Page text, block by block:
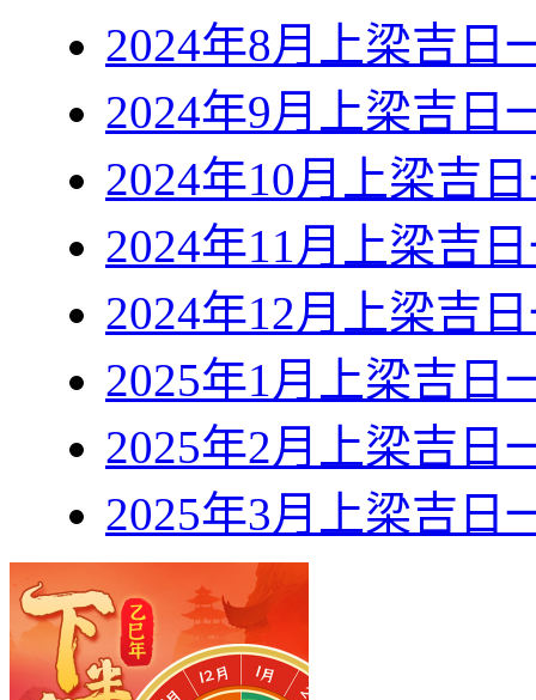
2024年8月上梁吉日
2024年9月上梁吉日
2024年10月上梁吉
2024年11月上梁吉
2024年12月上梁吉
2025年1月上梁吉日
2025年2月上梁吉日
2025年3月上梁吉日